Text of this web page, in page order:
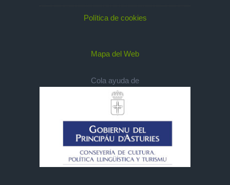
Política de cookies
Mapa del Web
Cola ayuda de